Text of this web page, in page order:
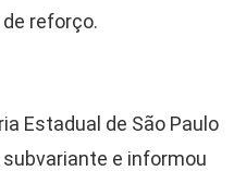
reforço.
Estadual de São Paulo
e informou